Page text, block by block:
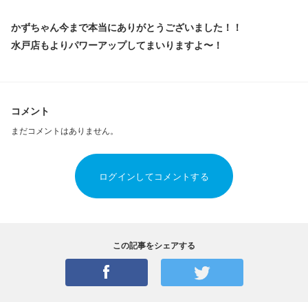
かずちゃん今まで本当にありがとうございました！！
水戸店もよりパワーアップしてまいりますよ〜！
コメント
まだコメントはありません。
ログインしてコメントする
この記事をシェアする